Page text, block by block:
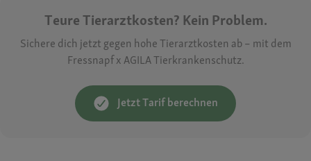
Teure Tierarztkosten? Kein Problem.
Sichere dich jetzt gegen hohe Tierarztkosten ab – mit dem
Fressnapf x AGILA Tierkrankenschutz.
Jetzt Tarif berechnen